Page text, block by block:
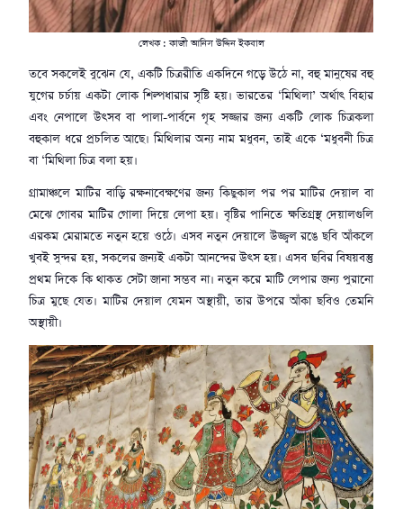
লেখক : কাজী আনিস উদ্দিন ইকবাল
তবে সকলেই বুঝেন যে, একটি চিত্ররীতি একদিনে গড়ে উঠে না, বহু মানুষের বহু
যুগের চর্চায় একটা লোক শিল্পধারার সৃষ্টি হয়। ভারতের ‘মিথিলা’ অর্থাৎ বিহার
এবং নেপালে উৎসব বা পালা-পার্বনে গৃহ সজ্জার জন্য একটি লোক চিত্রকলা
বহুকাল ধরে প্রচলিত আছে। মিথিলার অন্য নাম মধুবন, তাই একে ‘মধুবনী চিত্র
বা ‘মিথিলা চিত্র বলা হয়।
গ্রামাঞ্চলে মাটির বাড়ি রক্ষনাবেক্ষণের জন্য কিছুকাল পর পর মাটির দেয়াল বা
মেঝে গোবর মাটির গোলা দিয়ে লেপা হয়। বৃষ্টির পানিতে ক্ষতিগ্রস্থ দেয়ালগুলি
এরকম মেরামতে নতুন হয়ে ওঠে। এসব নতুন দেয়ালে উজ্জ্বল রঙে ছবি আঁকলে
খুবই সুন্দর হয়, সকলের জন্যই একটা আনন্দের উৎস হয়। এসব ছবির বিষয়বস্তু
প্রথম দিকে কি থাকত সেটা জানা সম্ভব না। নতুন করে মাটি লেপার জন্য পুরানো
চিত্র মুছে যেত। মাটির দেয়াল যেমন অস্থায়ী, তার উপরে আঁকা ছবিও তেমনি
অস্থায়ী।